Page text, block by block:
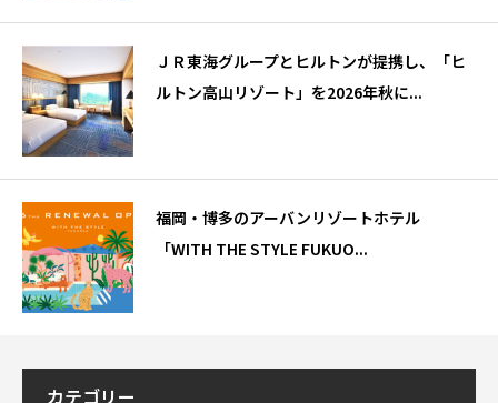
ＪＲ東海グループとヒルトンが提携し、「ヒ
ルトン高山リゾート」を2026年秋に...
福岡・博多のアーバンリゾートホテル
「WITH THE STYLE FUKUO...
カテゴリー